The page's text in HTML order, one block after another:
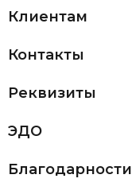
Клиентам
Контакты
Реквизиты
ЭДО
Благодарности